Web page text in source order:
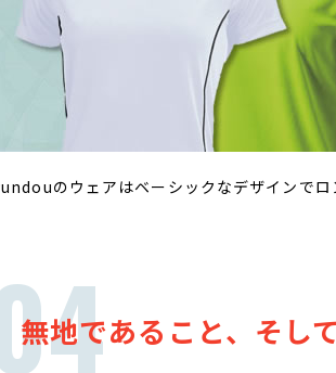
のウェアはベーシックなデザインでロ
無地であること、そし